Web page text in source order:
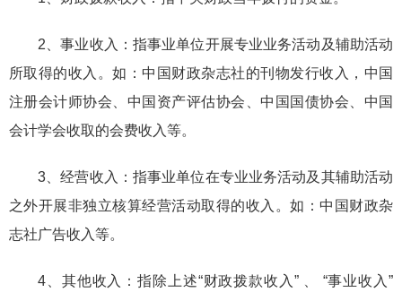
2、事业收入：指事业单位开展专业业务活动及辅助活动
所取得的收入。如：中国财政杂志社的刊物发行收入，中国
注册会计师协会、中国资产评估协会、中国国债协会、中国
会计学会收取的会费收入等。
3、经营收入：指事业单位在专业业务活动及其辅助活动
之外开展非独立核算经营活动取得的收入。如：中国财政杂
志社广告收入等。
4、其他收入：指除上述“财政拨款收入” 、 “事业收入”